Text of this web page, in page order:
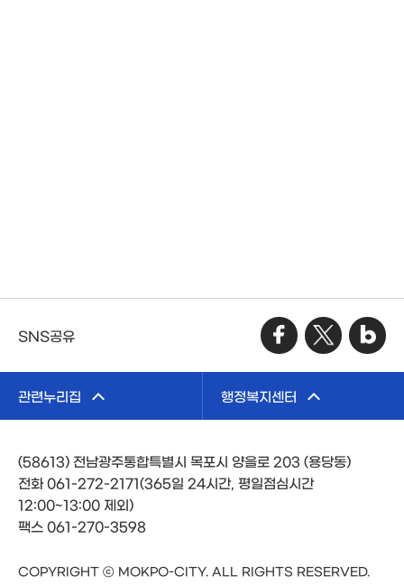
SNS공유
관련누리집 행정복지센터
(58613) 전남광주통합특별시 목포시 양을로 203 (용당동)
전화 061-272-2171(365일 24시간, 평일점심시간
12:00~13:00 제외)
팩스 061-270-3598
COPYRIGHT ⓒ MOKPO-CITY. ALL RIGHTS RESERVED.